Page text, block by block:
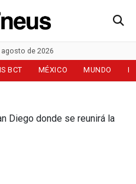
de 2026
BCT MÉXICO MUNDO